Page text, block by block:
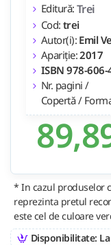
Editură: Trei
Cod: trei
Autor(i): Emil
Apariție:2017
ISBN 978-
Nr. pagini /
Copertă /
* In cazul produselor
reprezinta pretul
este cel de culoare
Disponibilitate: